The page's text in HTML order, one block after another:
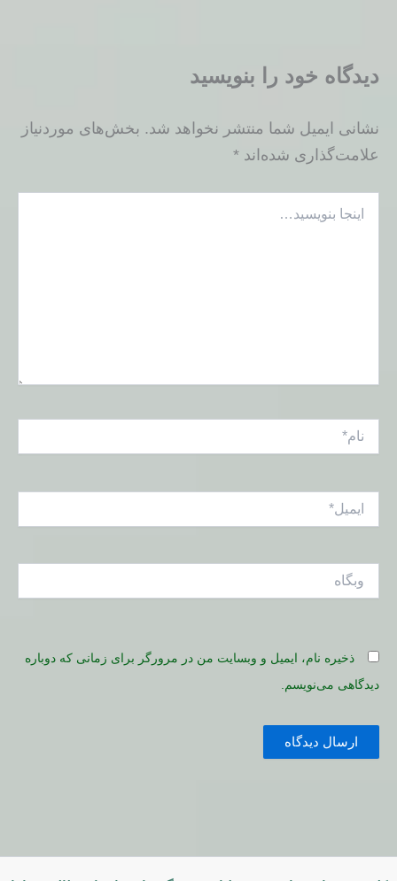
دیدگاه‌ خود را بنویسید
نشانی ایمیل شما منتشر نخواهد شد. بخش‌های موردنیاز
علامت‌گذاری شده‌اند *
بنویسید…
ذخیره نام، ایمیل و وبسایت من در مرورگر برای زمانی که دوباره
دیدگاهی می‌نویسم.